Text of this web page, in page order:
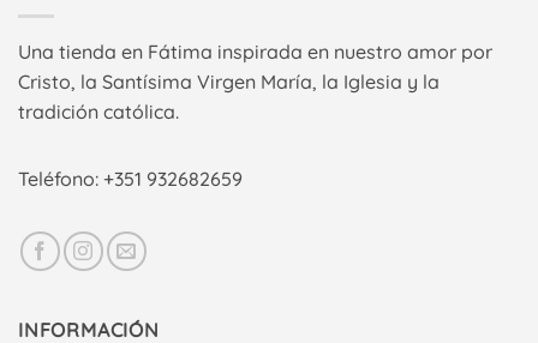
Una tienda en Fátima inspirada en nuestro amor por
Cristo, la Santísima Virgen María, la Iglesia y la
tradición católica.
Teléfono: +351 932682659
INFORMACIÓN